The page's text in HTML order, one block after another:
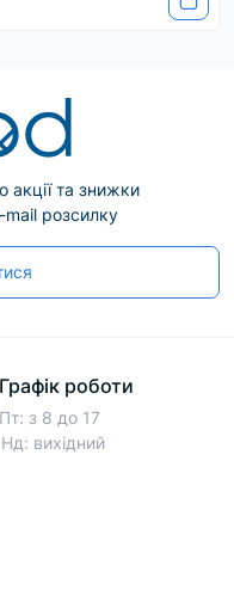
акції та знижки
mail розсилку
Графік роботи
з 8 до 17
вихідний